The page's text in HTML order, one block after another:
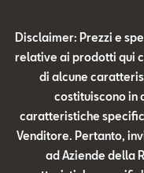
Disclaimer: Prezzi e
relative ai prodotti qui
di alcune
costituiscono in
caratteristiche
Venditore. Pertanto,
ad Aziende della